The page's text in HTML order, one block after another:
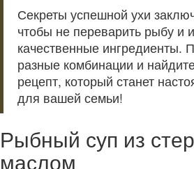
Секреты успешной ухи
чтобы не переварить рыбу и
качественные ингредиенты.
разные комбинации и
рецепт, который станет
для вашей семьи!
Рыбный суп из
маслом